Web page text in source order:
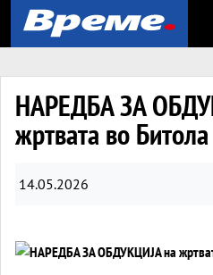
НАРЕДБА ЗА
жртвата во Битола
14.05.2026